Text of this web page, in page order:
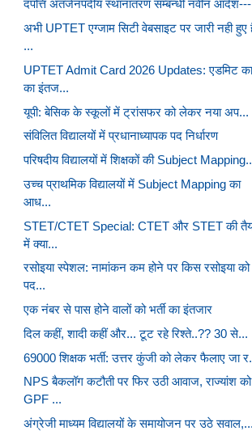
दंपत्ति अंतर्जनपदीय स्थानांतरण सम्बन्धी नवीन आदेश---
अभी UPTET एग्जाम सिटी वेबसाइट पर जारी नही हुए
...
UPTET Admit Card 2026 Updates: एडमिट
का इंतज...
यूपी: बेसिक के स्कूलों में ट्रांसफर को लेकर नया अप...
संविलित विद्यालयों में प्रधानाध्यापक पद निर्धारण
परिषदीय विद्यालयों में शिक्षकों की Subject
उच्च प्राथमिक विद्यालयों में Subject Mapping का
आध...
STET/CTET Special: CTET और STET की
में क्या...
रसोइया स्पेशल: नामांकन कम होने पर किस रसोइया को
पद...
एक नंबर से पास होने वालों को भर्ती का इंतजार
दिल कहीं, शादी कहीं और... टूट रहे रिश्ते..?? 30 से...
69000 शिक्षक भर्ती: उत्तर कुंजी को लेकर फैलाए जा
NPS बैकलॉग कटौती पर फिर उठी आवाज, राज्यांश को
GPF ...
अंग्रेजी माध्यम विद्यालयों के समायोजन पर उठे सवाल,...